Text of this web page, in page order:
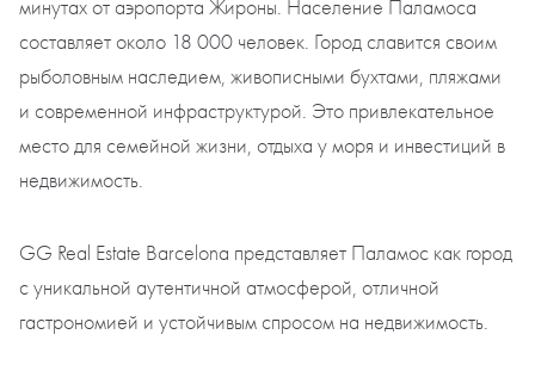
минутах от аэропорта Жироны. Население Паламоса
составляет около 18 000 человек. Город славится своим
рыболовным наследием, живописными бухтами, пляжами
и современной инфраструктурой. Это привлекательное
место для семейной жизни, отдыха у моря и инвестиций в
недвижимость.
GG Real Estate Barcelona представляет Паламос как город
с уникальной аутентичной атмосферой, отличной
гастрономией и устойчивым спросом на недвижимость.